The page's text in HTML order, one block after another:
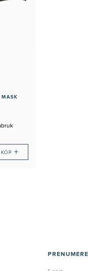
MASK
KÖP+